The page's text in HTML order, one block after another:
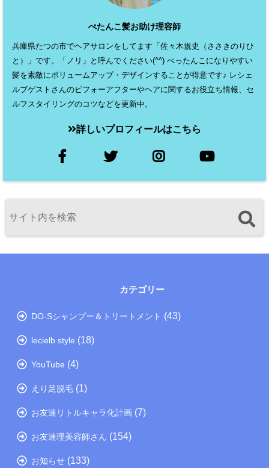
ぺたんこ髪お助け理容師
兵庫県たつの市でヘアサロンをしてます「佐々木規史（ささきのりひ
と）」です。「ノリ」と呼んでください(^^) ぺったんこになりやすい
髪を素敵にボリュームアップ・デザインすることが得意です♪ レシェ
ルブゲストさんのビフォーアフターやヘアに関するお役立ち情報、セ
ルフスタイリングのコツなどを更新中。
詳しいプロフィールはこちら
カテゴリー
DO-Sシャンプー＆トリートメント (43)
lecielb style (18)
YouTube (4)
えり足脱毛 (1)
お友達リトルキャラ化計画 (7)
お友達理美容師さん (154)
お知らせ (133)